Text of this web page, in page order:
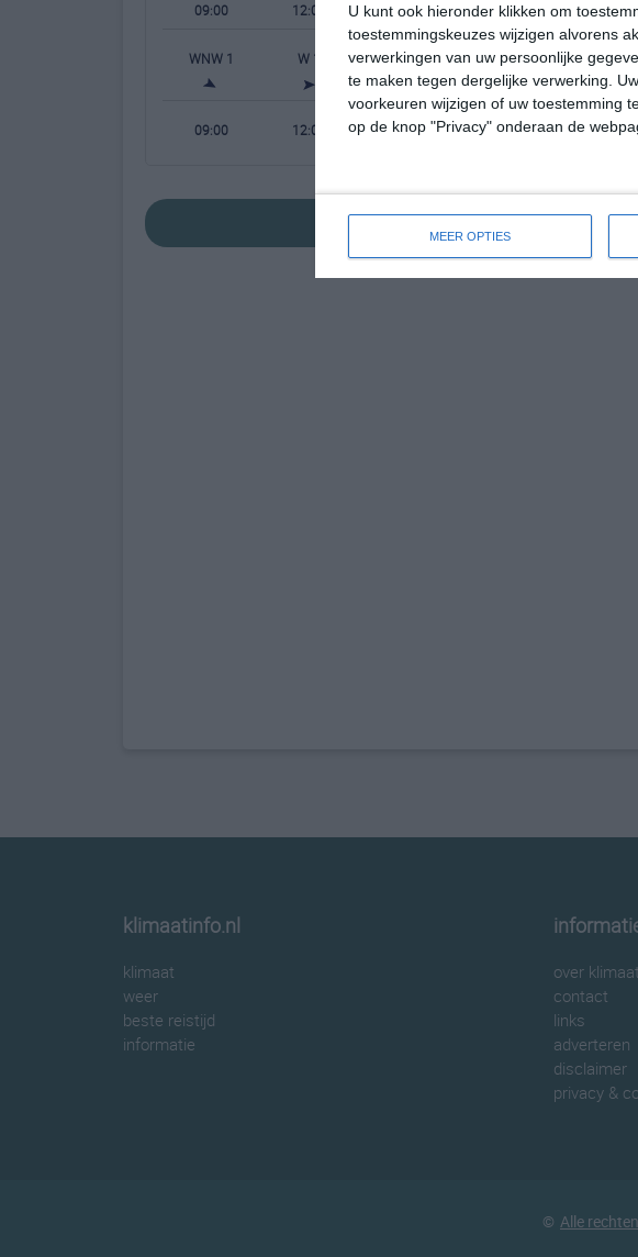
U kunt ook hieronder klikken om
toestemmingskeuzes wijzigen alvorens
verwerkingen van uw persoonlijke
te maken tegen dergelijke verwerking.
voorkeuren wijzigen of uw toestemming
op de knop "Privacy" onderaan de
MEER OPTIES
09:00 12:00 15:00 18:00 21:00
WNW 1 W 1 ZZW 1 Z 1 ZZO 1
09:00 12:00 15:00 18:00 21:00
bekijk de uitgebreide
klimaatinfo.nl
klimaat
weer
beste reistijd
informatie
over
contact
links
adverteren
disclaimer
privacy &
© Alle